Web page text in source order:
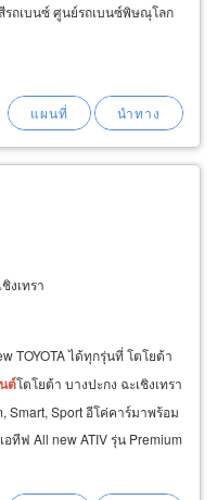
ถเบนซ์ ศูนย์รถเบนซ์พิษณุโลก
งเทรา
TOYOTA ได้ทุกรุ่นที่ โตโยต้า
ต์โตโยต้า บางปะกง ฉะเชิงเทรา
Smart, Sport อีโค่คาร์มาพร้อม
ทีฟ All new ATIV รุ่น Premium